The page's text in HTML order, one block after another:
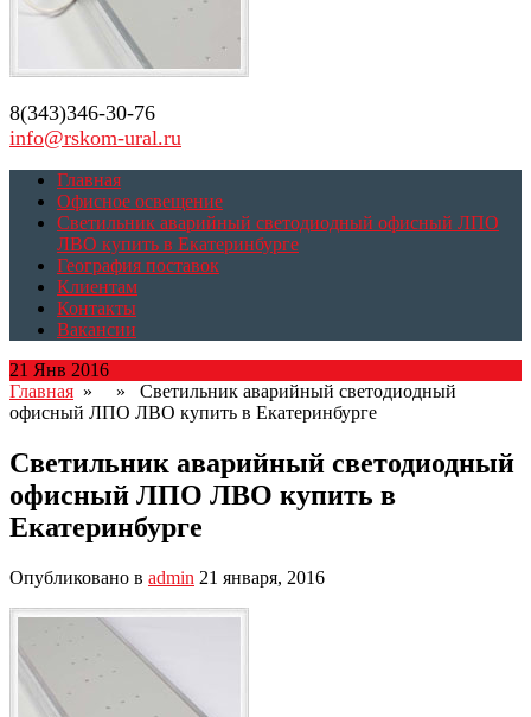
8(343)346-30-76
info@rskom-ural.ru
Главная
Офисное освещение
Светильник аварийный светодиодный офисный ЛПО
ЛВО купить в Екатеринбурге
География поставок
Клиентам
Контакты
Вакансии
21 Янв 2016
Главная » » Светильник аварийный светодиодный
офисный ЛПО ЛВО купить в Екатеринбурге
Светильник аварийный светодиодный
офисный ЛПО ЛВО купить в
Екатеринбурге
Опубликовано в admin 21 января, 2016